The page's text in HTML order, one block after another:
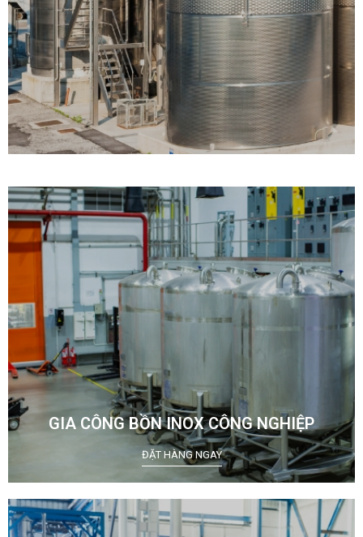
GIA CÔNG BỒN INOX CÔNG NGHIỆP
ĐẶT HÀNG NGAY